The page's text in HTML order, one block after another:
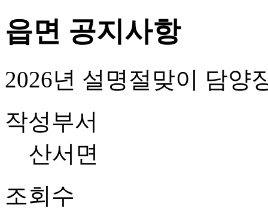
읍면 공지사항
2026년 설명절맞이 담양
작성부서
산서면
조회수